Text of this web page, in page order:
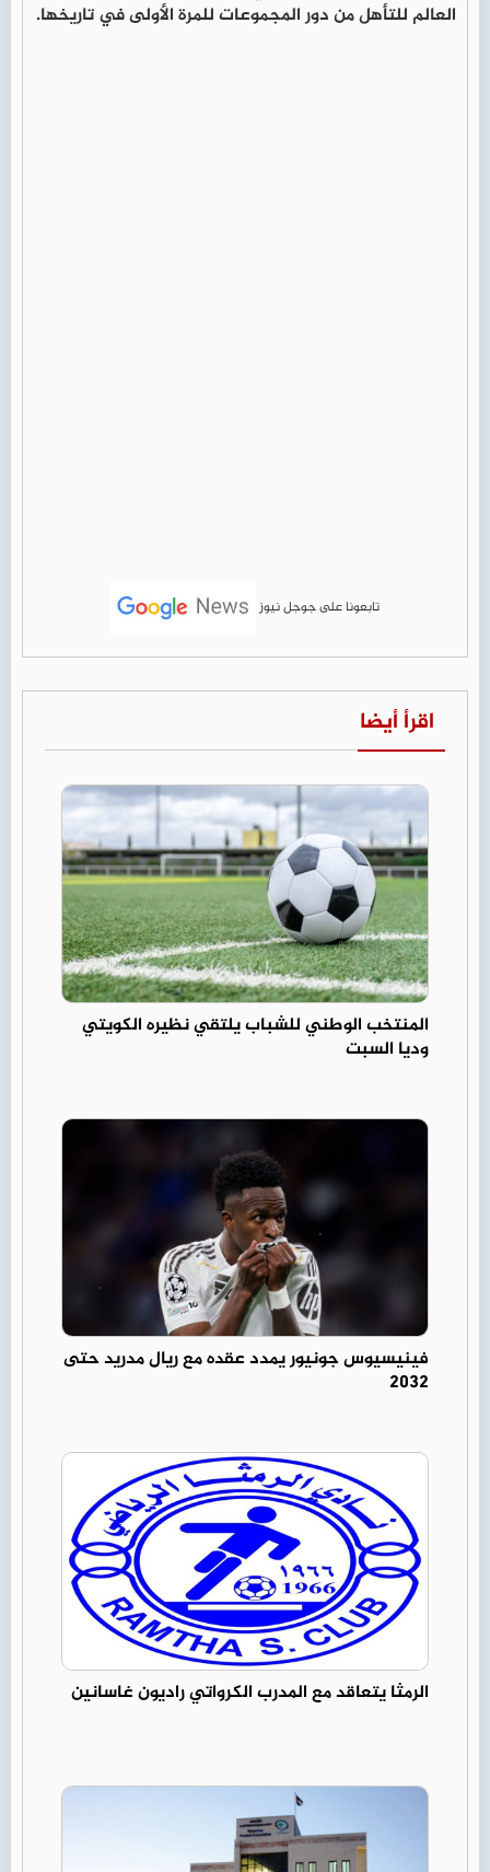
العالم للتأهل من دور المجموعات للمرة الأولى في تاريخها.
تابعونا على جوجل نيوز
اقرأ أيضا
المنتخب الوطني للشباب يلتقي نظيره الكويتي
وديا السبت
فينيسيوس جونيور يمدد عقده مع ريال مدريد حتى
2032
الرمثا يتعاقد مع المدرب الكرواتي راديون غاسانين